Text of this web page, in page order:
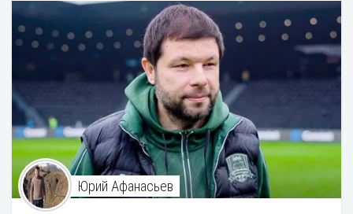
Юрий Афанасьев